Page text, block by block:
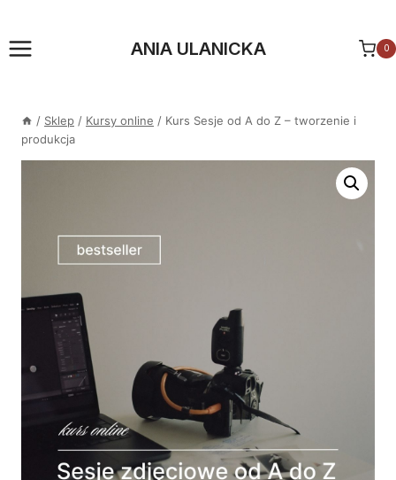
treści
ANIA ULANICKA 0
/ Sklep / Kursy online / Kurs Sesje od A do Z – tworzenie i
produkcja